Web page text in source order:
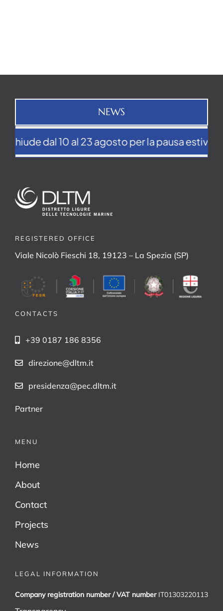
NEWS
dal 10 al 23 agosto per la pausa estiva Il
REGISTERED OFFICE
Viale Nicolò Fieschi 18, 19123 – La Spezia (SP)
CONTACTS
+39 0187 186 8356
direzione@dltm.it
presidenza@pec.dltm.it
Partner
MENU
Home
About
Contact
Projects
News
LEGAL INFORMATION
Company registration number / VAT number IT01303220113